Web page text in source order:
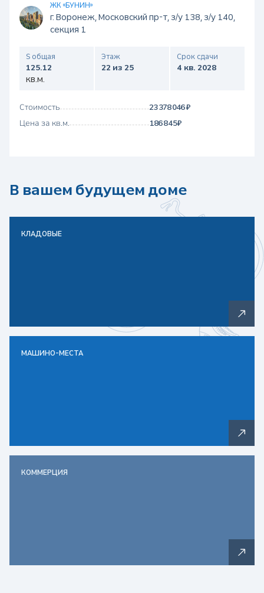
ЖК «БУНИН»
г. Воронеж, Московский пр-т, з/у 138, з/у 140,
секция 1
S общая
125.12
кв.м.
Этаж
22 из 25
Срок сдачи
4 кв. 2028
Стоимость
23 378 046 ₽
Цена за кв.м.
186 845 ₽
В вашем будущем доме
КЛАДОВЫЕ
МАШИНО-МЕСТА
КОММЕРЦИЯ